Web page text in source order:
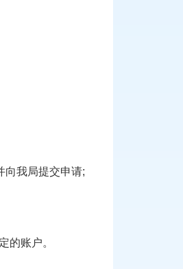
向我局提交申请;
的账户。